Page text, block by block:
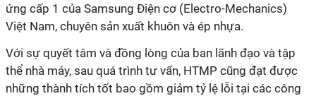
ứng cấp 1 của Samsung Điện cơ (Electro-Mechanics)
Việt Nam, chuyên sản xuất khuôn và ép nhựa.
Với sự quyết tâm và đồng lòng của ban lãnh đạo và tập
thể nhà máy, sau quá trình tư vấn, HTMP cũng đạt được
những thành tích tốt bao gồm giảm tỷ lệ lỗi tại các công